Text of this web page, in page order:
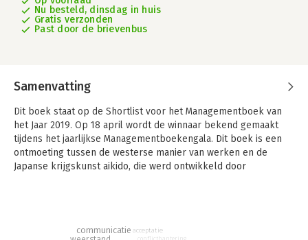
Nu besteld, dinsdag in huis
Gratis verzonden
Past door de brievenbus
Samenvatting
Dit boek staat op de Shortlist voor het Managementboek van
het Jaar 2019. Op 18 april wordt de winnaar bekend gemaakt
tijdens het jaarlijkse Managementboekengala. Dit boek is een
ontmoeting tussen de westerse manier van werken en de
Japanse krijgskunst aikido, die werd ontwikkeld door
wordt niet gereageerd met tegenkracht, maar juist met
communicatie acceptatie
conflicthantering